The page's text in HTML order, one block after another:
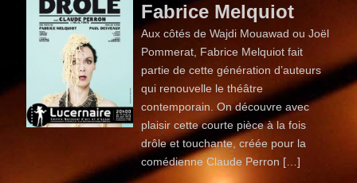
Fabrice Melquiot
Aux côtés de Wajdi Mouawad ou Joël
Pommerat, Fabrice Melquiot fait
partie de cette génération d’auteurs
qui renouvelle le théâtre
contemporain. On découvre avec
plaisir cette courte pièce à la fois
drôle et touchante, créée pour la
comédienne Claude Perron […]